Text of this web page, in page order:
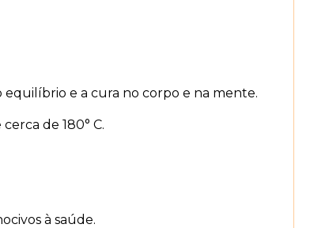
e a cura no corpo e na mente.
de 180° C.
à saúde.